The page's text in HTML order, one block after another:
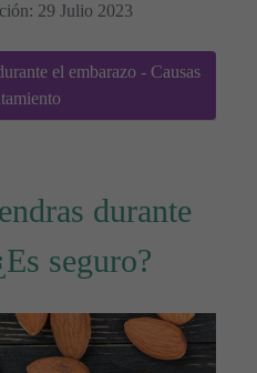
29 Julio 2023
el embarazo - Causas
durante
seguro?